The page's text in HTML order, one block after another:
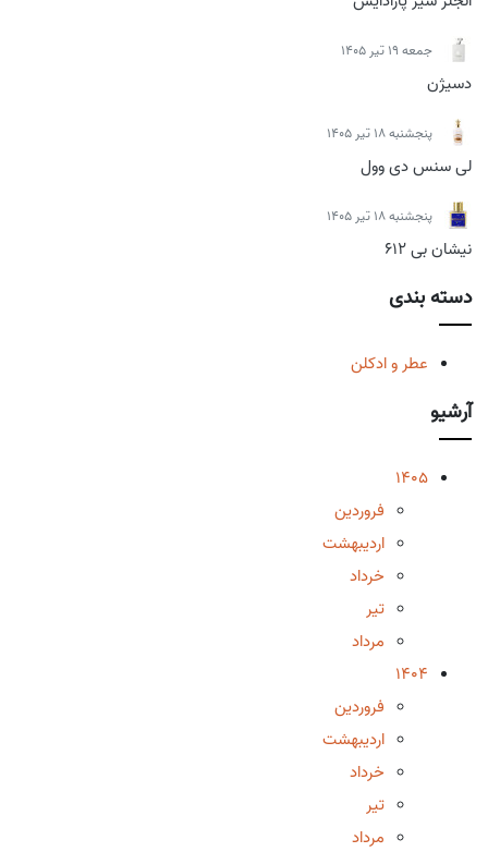
جمعه 19 تیر 1405
دسیژن
پنجشنبه 18 تیر 1405
لی سنس دی وول
پنجشنبه 18 تیر 1405
نیشان بی 612
دسته بندی
عطر و ادکلن
آرشیو
1405
فروردین
اردیبهشت
خرداد
تیر
مرداد
1404
فروردین
اردیبهشت
خرداد
تیر
مرداد